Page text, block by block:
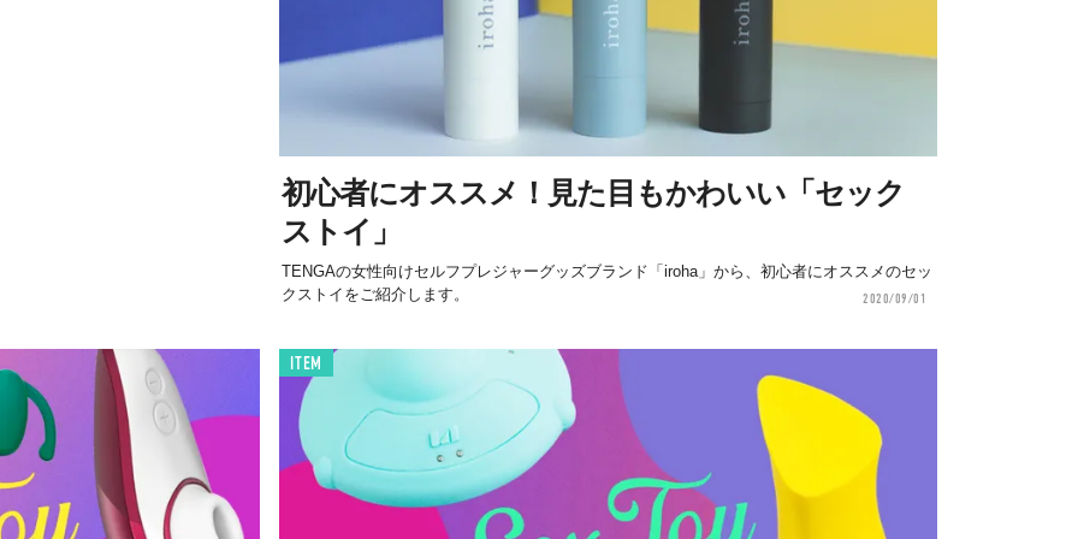
初心者にオススメ！見た目もかわいい「セック
ストイ」
TENGAの女性向けセルフプレジャーグッズブランド「iroha」から、初心者にオススメのセッ
クストイをご紹介します。
2020/09/01
ITEM